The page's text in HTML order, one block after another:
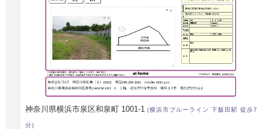
神奈川県横浜市泉区和泉町 1001-1(横浜市ブルーライン 下飯田駅 徒歩7
分)